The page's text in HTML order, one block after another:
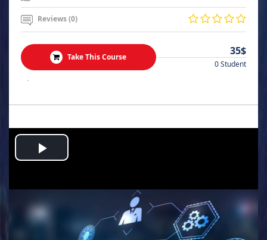
Reviews (0)
Take This Course 35$
0 Student
.
Play
Video